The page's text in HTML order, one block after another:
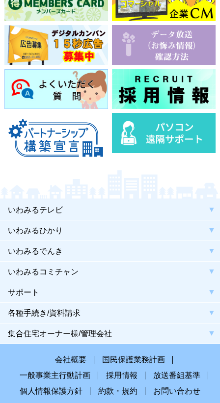
いわみるテレビ
いわみるひかり
いわみるでんき
いわみるコミチャン
サポート
各種手続き/資料請求
集合住宅オーナー様/管理会社
会社概要
国民保護業務計画
一般事業主行動計画
採用情報
放送番組基準
個人情報保護方針
約款・規約 お問い合わせ